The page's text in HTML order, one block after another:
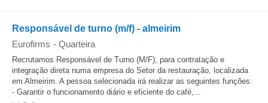
Responsável de turno (m/f) - almeirim
Eurofirms - Quarteira
Recrutamos Responsável de Turno (M/F), para contratação e
integração direta numa empresa do Setor da restauração, localizada
em Almeirim. A pessoa selecionada irá realizar as seguintes funções:
- Garantir o funcionamento diário e eficiente do café,...